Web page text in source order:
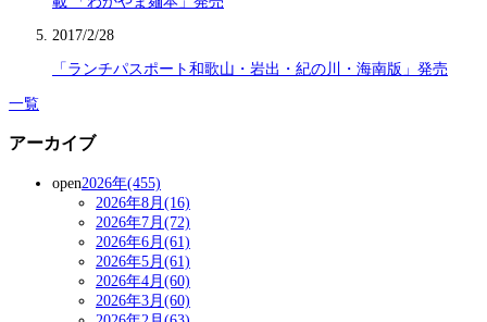
2017/2/28
「ランチパスポート和歌山・岩出・紀の川・海南版」発売
一覧
アーカイブ
open2026年(455)
2026年8月(16)
2026年7月(72)
2026年6月(61)
2026年5月(61)
2026年4月(60)
2026年3月(60)